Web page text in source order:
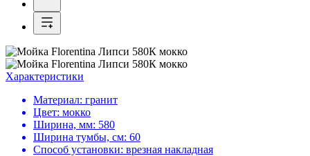
Характеристики
Материал: гранит
Цвет: мокко
Ширина, мм: 580
Ширина тумбы, см: 60
Способ установки: врезная накладная